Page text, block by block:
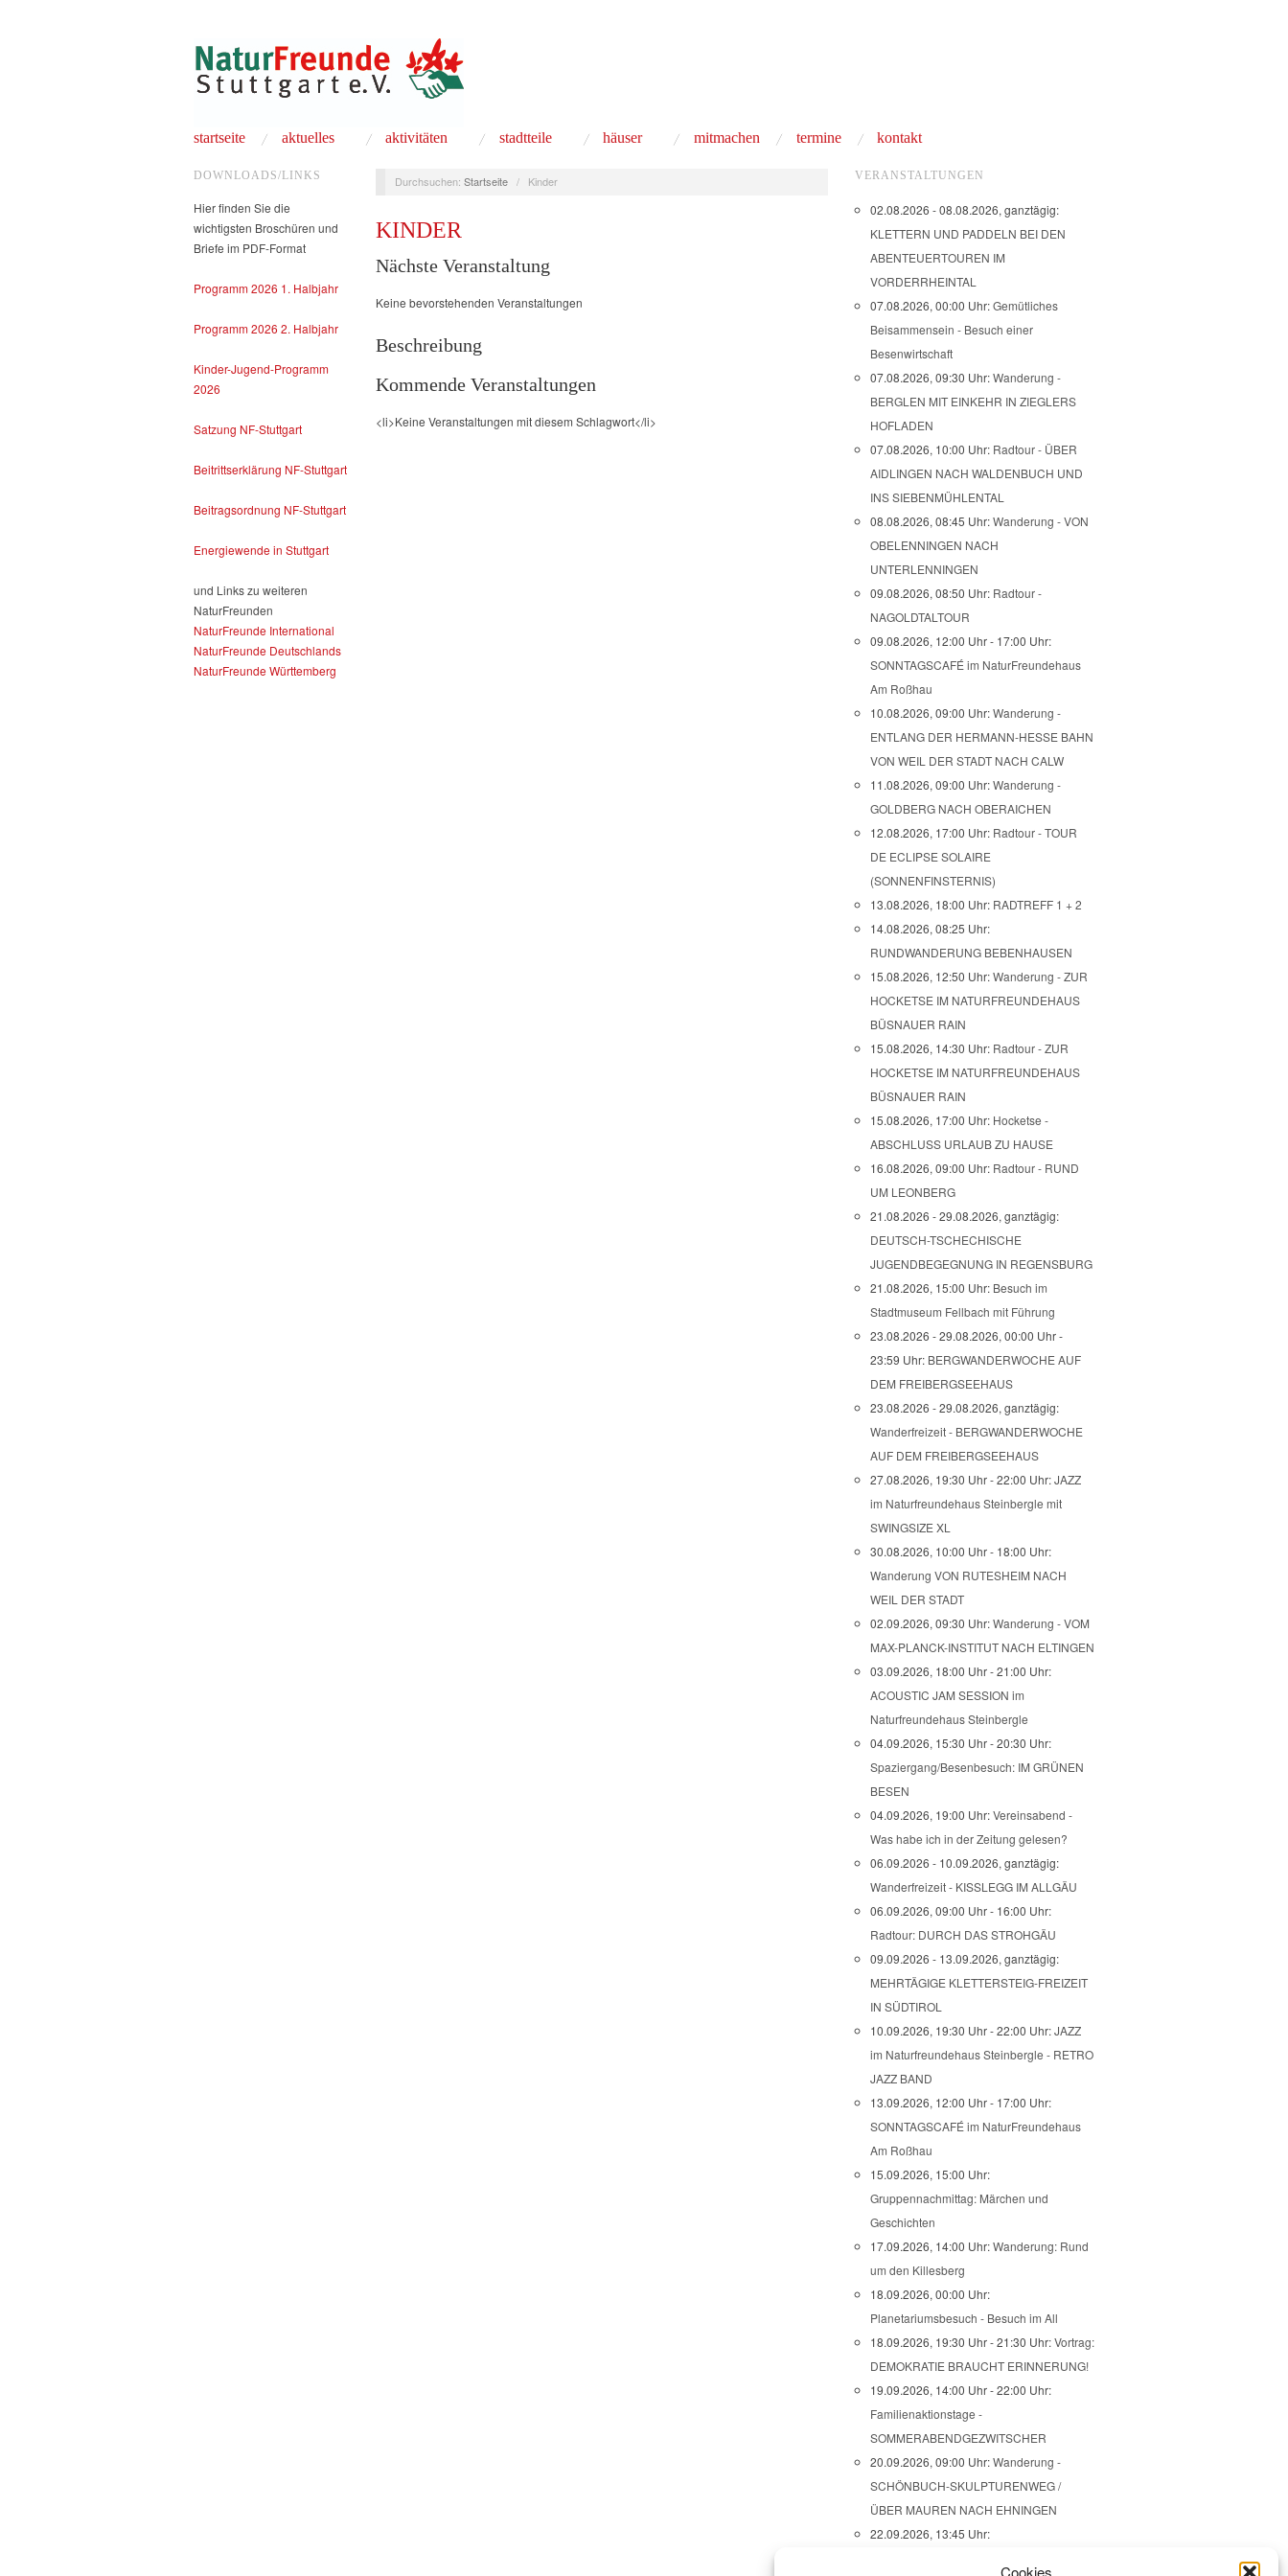
Cookies
startseite aktuelles aktivitäten stadtteile häuser mitmachen termine kontakt
DOWNLOADS/LINKS
Hier finden Sie die
wichtigsten Broschüren und
Briefe im PDF-Format
Programm 2026 1. Halbjahr
Programm 2026 2. Halbjahr
Kinder-Jugend-Programm
2026
Satzung NF-Stuttgart
Beitrittserklärung NF-Stuttgart
Beitragsordnung NF-Stuttgart
Energiewende in Stuttgart
und Links zu weiteren
NaturFreunden
NaturFreunde International
NaturFreunde Deutschlands
NaturFreunde Württemberg
Durchsuchen: Startseite / Kinder
KINDER
Nächste Veranstaltung
Keine bevorstehenden Veranstaltungen
Beschreibung
Kommende Veranstaltungen
<li>Keine Veranstaltungen mit diesem Schlagwort</li>
VERANSTALTUNGEN
02.08.2026 - 08.08.2026, ganztägig:
KLETTERN UND PADDELN BEI DEN
ABENTEUERTOUREN IM
VORDERRHEINTAL
07.08.2026, 00:00 Uhr:Gemütliches
Beisammensein - Besuch einer
Besenwirtschaft
07.08.2026, 09:30 Uhr:Wanderung -
BERGLEN MIT EINKEHR IN ZIEGLERS
HOFLADEN
07.08.2026, 10:00 Uhr: Radtour - ÜBER
AIDLINGEN NACH WALDENBUCH UND
INS SIEBENMÜHLENTAL
08.08.2026, 08:45 Uhr:Wanderung - VON
OBELENNINGEN NACH
UNTERLENNINGEN
09.08.2026, 08:50 Uhr: Radtour -
NAGOLDTALTOUR
09.08.2026, 12:00 Uhr - 17:00 Uhr:
SONNTAGSCAFÉ im NaturFreundehaus
Am Roßhau
10.08.2026, 09:00 Uhr:Wanderung -
ENTLANG DER HERMANN-HESSE BAHN
VON WEIL DER STADT NACH CALW
11.08.2026, 09:00 Uhr:Wanderung -
GOLDBERG NACH OBERAICHEN
12.08.2026, 17:00 Uhr: Radtour - TOUR
DE ECLIPSE SOLAIRE
(SONNENFINSTERNIS)
13.08.2026, 18:00 Uhr: RADTREFF 1 + 2
14.08.2026, 08:25 Uhr:
RUNDWANDERUNG BEBENHAUSEN
15.08.2026, 12:50 Uhr:Wanderung - ZUR
HOCKETSE IM NATURFREUNDEHAUS
BÜSNAUER RAIN
15.08.2026, 14:30 Uhr: Radtour - ZUR
HOCKETSE IM NATURFREUNDEHAUS
BÜSNAUER RAIN
15.08.2026, 17:00 Uhr: Hocketse -
ABSCHLUSS URLAUB ZU HAUSE
16.08.2026, 09:00 Uhr: Radtour - RUND
UM LEONBERG
21.08.2026 - 29.08.2026, ganztägig:
DEUTSCH-TSCHECHISCHE
JUGENDBEGEGNUNG IN REGENSBURG
21.08.2026, 15:00 Uhr: Besuch im
Stadtmuseum Fellbach mit Führung
23.08.2026 - 29.08.2026, 00:00 Uhr -
23:59 Uhr: BERGWANDERWOCHE AUF
DEM FREIBERGSEEHAUS
23.08.2026 - 29.08.2026, ganztägig:
Wanderfreizeit - BERGWANDERWOCHE
AUF DEM FREIBERGSEEHAUS
27.08.2026, 19:30 Uhr - 22:00 Uhr:JAZZ
im Naturfreundehaus Steinbergle mit
SWINGSIZE XL
30.08.2026, 10:00 Uhr - 18:00 Uhr:
Wanderung VON RUTESHEIM NACH
WEIL DER STADT
02.09.2026, 09:30 Uhr:Wanderung - VOM
MAX-PLANCK-INSTITUT NACH ELTINGEN
03.09.2026, 18:00 Uhr - 21:00 Uhr:
ACOUSTIC JAM SESSION im
Naturfreundehaus Steinbergle
04.09.2026, 15:30 Uhr - 20:30 Uhr:
Spaziergang/Besenbesuch: IM GRÜNEN
BESEN
04.09.2026, 19:00 Uhr:Vereinsabend -
Was habe ich in der Zeitung gelesen?
06.09.2026 - 10.09.2026, ganztägig:
Wanderfreizeit - KISSLEGG IM ALLGÄU
06.09.2026, 09:00 Uhr - 16:00 Uhr:
Radtour: DURCH DAS STROHGÄU
09.09.2026 - 13.09.2026, ganztägig:
MEHRTÄGIGE KLETTERSTEIG-FREIZEIT
IN SÜDTIROL
10.09.2026, 19:30 Uhr - 22:00 Uhr:JAZZ
im Naturfreundehaus Steinbergle - RETRO
JAZZ BAND
13.09.2026, 12:00 Uhr - 17:00 Uhr:
SONNTAGSCAFÉ im NaturFreundehaus
Am Roßhau
15.09.2026, 15:00 Uhr:
Gruppennachmittag: Märchen und
Geschichten
17.09.2026, 14:00 Uhr:Wanderung: Rund
um den Killesberg
18.09.2026, 00:00 Uhr:
Planetariumsbesuch - Besuch im All
18.09.2026, 19:30 Uhr - 21:30 Uhr:Vortrag:
DEMOKRATIE BRAUCHT ERINNERUNG!
19.09.2026, 14:00 Uhr - 22:00 Uhr:
Familienaktionstage -
SOMMERABENDGEZWITSCHER
20.09.2026, 09:00 Uhr:Wanderung -
SCHÖNBUCH-SKULPTURENWEG /
ÜBER MAUREN NACH EHNINGEN
22.09.2026, 13:45 Uhr: